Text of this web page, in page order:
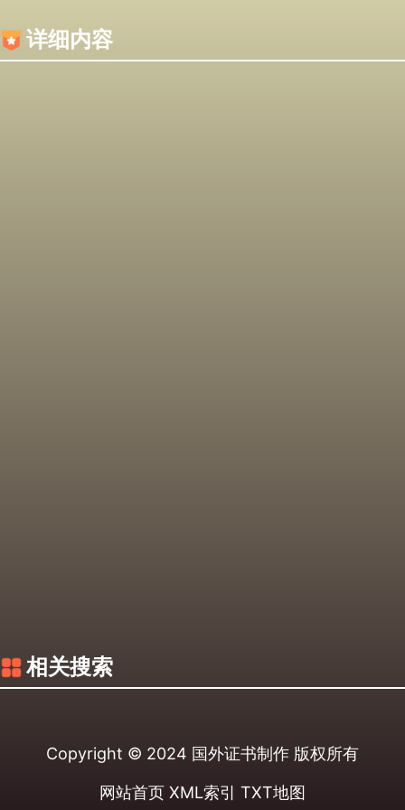
详细内容
相关搜索
Copyright © 2024 国外证书制作 版权所有
网站首页 XML索引 TXT地图